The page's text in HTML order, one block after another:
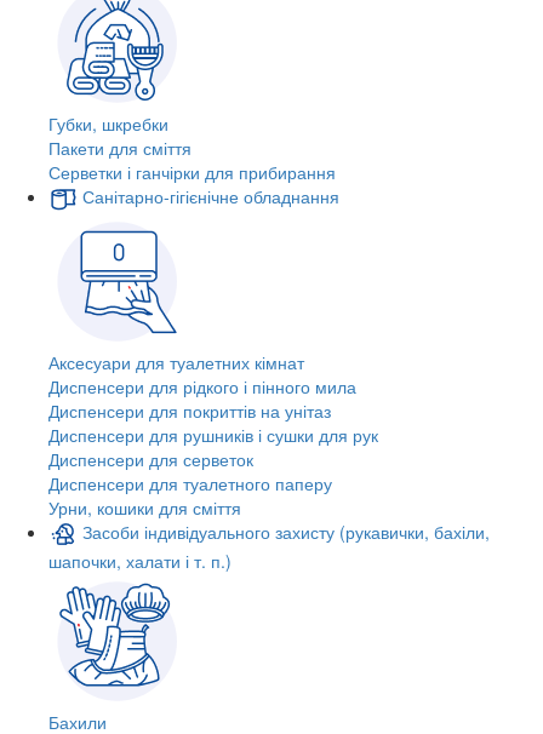
Губки, шкребки
Пакети для сміття
Серветки і ганчірки для прибирання
Санітарно-гігієнічне обладнання
Аксесуари для туалетних кімнат
Диспенсери для рідкого і пінного мила
Диспенсери для покриттів на унітаз
Диспенсери для рушників і сушки для рук
Диспенсери для серветок
Диспенсери для туалетного паперу
Урни, кошики для сміття
Засоби індивідуального захисту (рукавички, бахіли,
шапочки, халати і т. п.)
Бахили